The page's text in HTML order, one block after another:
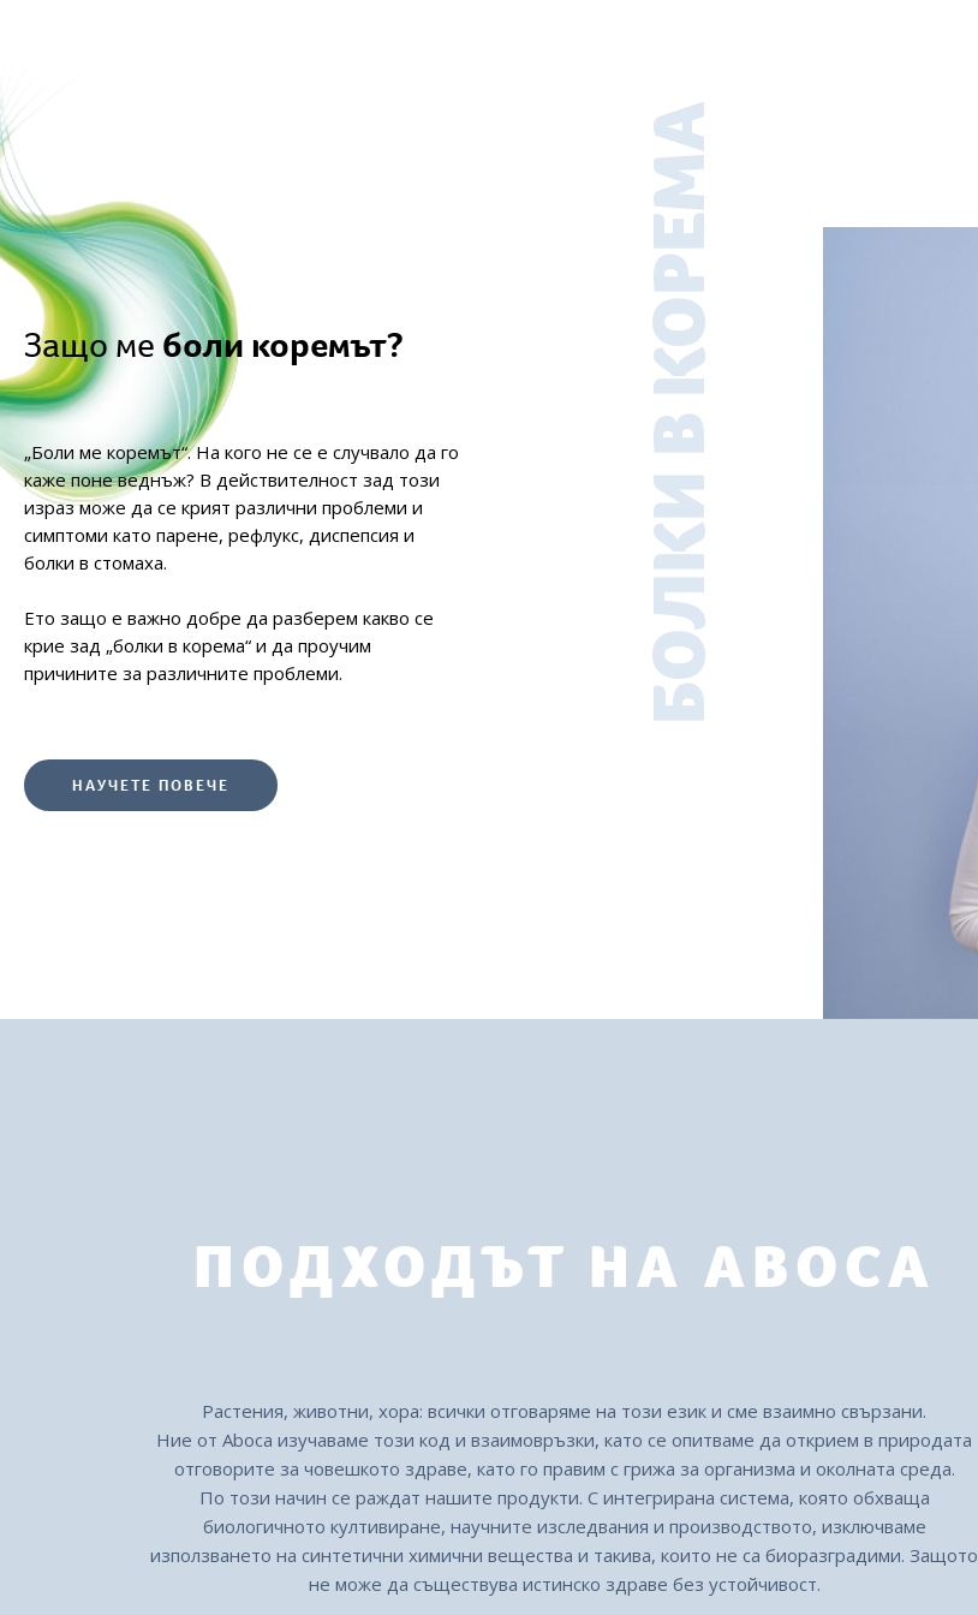
Защо ме боли коремът?
„Боли ме коремът“. На кого не се е случвало да го
каже поне веднъж? В действителност зад този
израз може да се крият различни проблеми и
симптоми като парене, рефлукс, диспепсия и
болки в стомаха.
Ето защо е важно добре да разберем какво се
крие зад „болки в корема“ и да проучим
причините за различните проблеми.
НАУЧЕТЕ ПОВЕЧЕ
БОЛКИ В КОРЕМА
ПОДХОДЪТ НА ABOCA
Растения, животни, хора: всички отговаряме на този език и сме взаимно свързани.
Ние от Aboca изучаваме този код и взаимовръзки, като се опитваме да открием в природата
отговорите за човешкото здраве, като го правим с грижа за организма и околната среда.
По този начин се раждат нашите продукти. С интегрирана система, която обхваща
биологичното култивиране, научните изследвания и производството, изключваме
използването на синтетични химични вещества и такива, които не са биоразградими. Защото
не може да съществува истинско здраве без устойчивост.